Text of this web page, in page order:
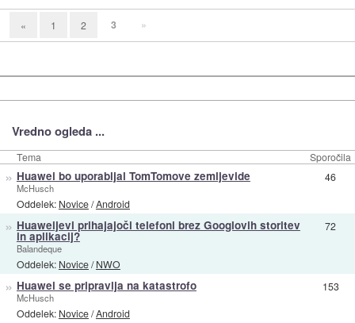
« 1 2 3 »
Vredno ogleda ...
Tema Sporočila
» Huawei bo uporabljal TomTomove zemljevide
McHusch
Oddelek: Novice/Android
46
» Huaweijevi prihajajoči telefoni brez Googlovih storitev
in aplikacij?
Balandeque
Oddelek: Novice/NWO
72
» Huawei se pripravlja na katastrofo
McHusch
Oddelek: Novice/Android
153